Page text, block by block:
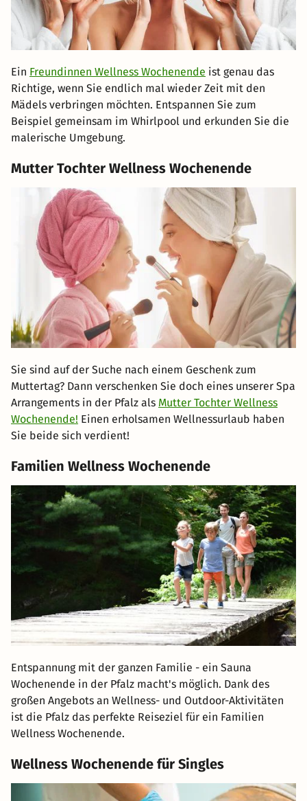
Ein Freundinnen Wellness Wochenende ist genau das
Richtige, wenn Sie endlich mal wieder Zeit mit den
Mädels verbringen möchten. Entspannen Sie zum
Beispiel gemeinsam im Whirlpool und erkunden Sie die
malerische Umgebung.
Mutter Tochter Wellness Wochenende
Sie sind auf der Suche nach einem Geschenk zum
Muttertag? Dann verschenken Sie doch eines unserer Spa
Arrangements in der Pfalz als Mutter Tochter Wellness
Wochenende! Einen erholsamen Wellnessurlaub haben
Sie beide sich verdient!
Familien Wellness Wochenende
Entspannung mit der ganzen Familie - ein Sauna
Wochenende in der Pfalz macht's möglich. Dank des
großen Angebots an Wellness- und Outdoor-Aktivitäten
ist die Pfalz das perfekte Reiseziel für ein Familien
Wellness Wochenende.
Wellness Wochenende für Singles